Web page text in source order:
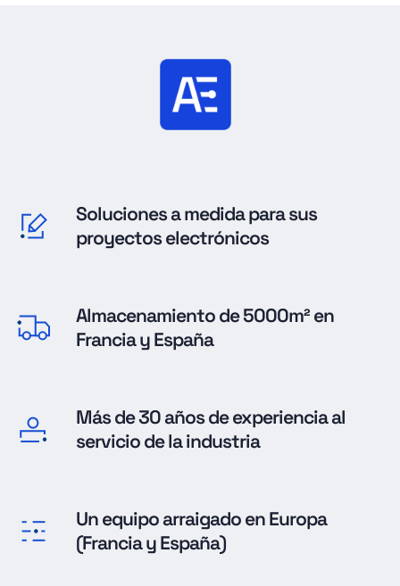
Soluciones a medida para sus
proyectos electrónicos
Almacenamiento de 5000m² en
Francia y España
Más de 30 años de experiencia al
servicio de la industria
Un equipo arraigado en Europa
(Francia y España)